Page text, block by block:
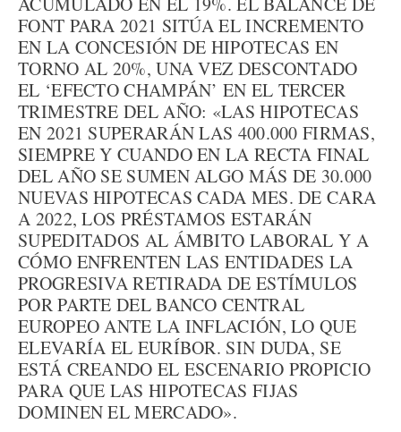
FONT PARA 2021 SITÚA EL INCREMENTO
EN LA CONCESIÓN DE HIPOTECAS EN
TORNO AL 20%, UNA VEZ DESCONTADO
EL ‘EFECTO CHAMPÁN’ EN EL TERCER
TRIMESTRE DEL AÑO: «LAS HIPOTECAS
EN 2021 SUPERARÁN LAS 400.000 FIRMAS,
SIEMPRE Y CUANDO EN LA RECTA FINAL
DEL AÑO SE SUMEN ALGO MÁS DE 30.000
NUEVAS HIPOTECAS CADA MES. DE CARA
A 2022, LOS PRÉSTAMOS ESTARÁN
SUPEDITADOS AL ÁMBITO LABORAL Y A
CÓMO ENFRENTEN LAS ENTIDADES LA
PROGRESIVA RETIRADA DE ESTÍMULOS
POR PARTE DEL BANCO CENTRAL
EUROPEO ANTE LA INFLACIÓN, LO QUE
ELEVARÍA EL EURÍBOR. SIN DUDA, SE
ESTÁ CREANDO EL ESCENARIO PROPICIO
PARA QUE LAS HIPOTECAS FIJAS
DOMINEN EL MERCADO».